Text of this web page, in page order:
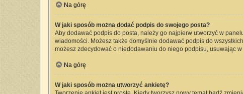
Na górę
W jaki sposób można dodać podpis do swojego posta?
Aby dodawać podpis do posta, należy go najpierw utworzyć w
wiadomości. Możesz także domyślnie dodawać podpis do
możesz zdecydować o niedodawaniu do niego podpisu, usuwając
Na górę
W jaki sposób można utworzyć ankietę?